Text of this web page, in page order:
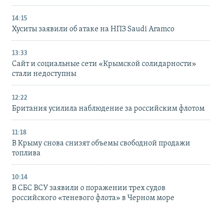
14:15
Хуситы заявили об атаке на НПЗ Saudi Aramco
13:33
Сайт и социальные сети «Крымской солидарности»
стали недоступны
12:22
Британия усилила наблюдение за российским флотом
11:18
В Крыму снова снизят объемы свободной продажи
топлива
10:14
В СБС ВСУ заявили о поражении трех судов
российского «теневого флота» в Черном море